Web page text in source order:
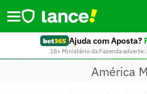
Ajuda com Aposta?
18+ Ministério da Fazenda
América